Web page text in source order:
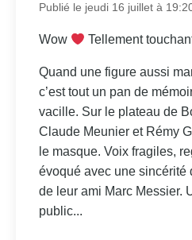
Publié le jeudi 16 juillet à
Wow Tellement
Quand une figure aussi
c’est tout un pan de
vacille. Sur le plateau de
Claude Meunier et Rémy
le masque. Voix fragiles,
évoqué avec une sincérité
de leur ami Marc Messier.
public...